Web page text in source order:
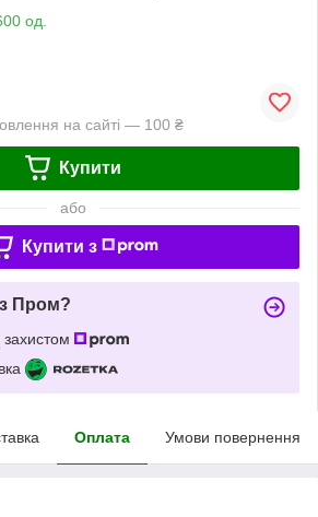
од.
на сайті — 100 ₴
Купити
або
Купити з
Пром?
Оплата Умови повернення